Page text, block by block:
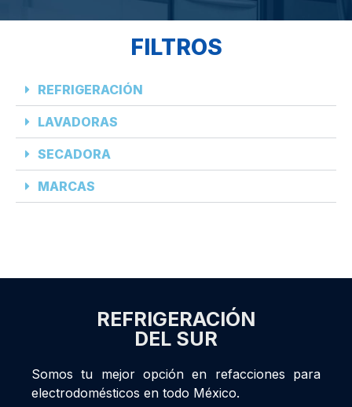
FILTROS
REFRIGERACIÓN
LAVADORAS
SECADORA
MARCAS
REFRIGERACIÓN
DEL SUR
Somos tu mejor opción en refacciones para
electrodomésticos en todo México.